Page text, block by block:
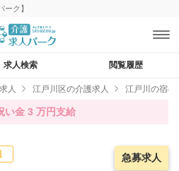
ク】
求人検索 閲覧履歴
人 江戸川区の介護求人 江戸川の宿の
い金 3 万円支給
急募求人
急募求人